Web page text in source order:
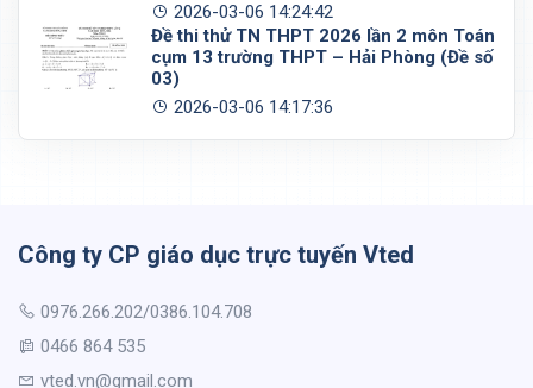
2026-03-06 14:24:42
Đề thi thử TN THPT 2026 lần 2 môn Toán
cụm 13 trường THPT – Hải Phòng (Đề số
03)
2026-03-06 14:17:36
Công ty CP giáo dục trực tuyến Vted
0976.266.202/0386.104.708
0466 864 535
vted.vn@gmail.com